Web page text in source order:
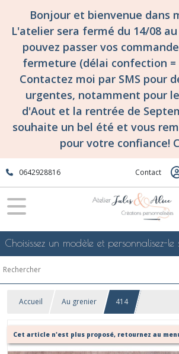
Bonjour et bienvenue dans
L'atelier sera fermé du 14/08 au
pouvez passer vos
fermeture (délai confection =
Contactez moi par SMS pour
urgentes, notamment pour
d'Aout et la rentrée de
souhaite un bel été et vous
pour votre confiance!
0642928816 Contact
Accueil Au grenier 414